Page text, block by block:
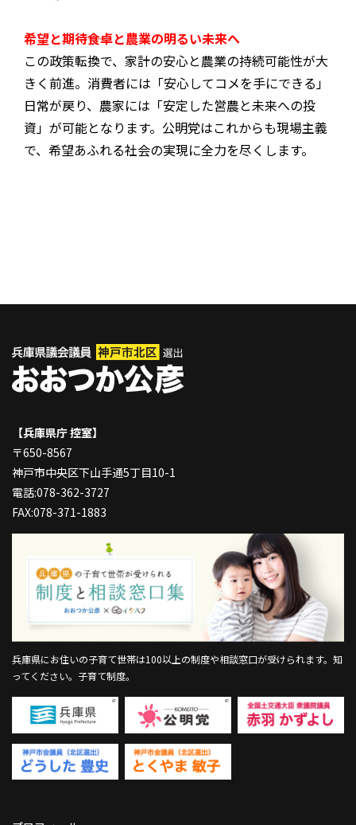
希望と期待――食卓と農業の明るい未来へ
この政策転換で、家計の安心と農業の持続可能性が大
きく前進。消費者には「安心してコメを手にできる」
日常が戻り、農家には「安定した営農と未来への投
資」が可能となります。公明党はこれからも現場主義
で、希望あふれる社会の実現に全力を尽くします。
【兵庫県庁 控室】
〒650-8567
神戸市中央区下山手通5丁目10-1
電話:078-362-3727
FAX:078-371-1883
兵庫県にお住いの子育て世帯は100以上の制度や相談窓口が受けられます。 知
ってください。子育て制度。